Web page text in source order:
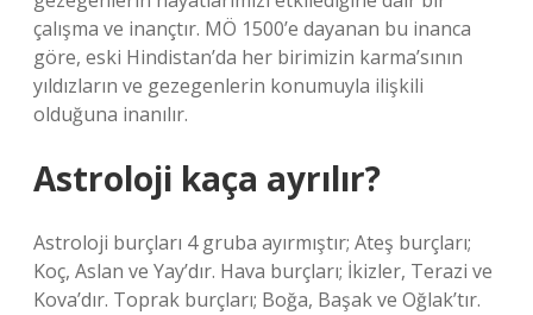
çalışma ve inançtır. MÖ 1500’e dayanan bu inanca
göre, eski Hindistan’da her birimizin karma’sının
yıldızların ve gezegenlerin konumuyla ilişkili
olduğuna inanılır.
Astroloji kaça ayrılır?
Astroloji burçları 4 gruba ayırmıştır; Ateş burçları;
Koç, Aslan ve Yay’dır. Hava burçları; İkizler, Terazi ve
Kova’dır. Toprak burçları; Boğa, Başak ve Oğlak’tır.